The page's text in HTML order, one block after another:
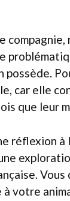
possède.
car elle
que leur
réflexion
Vous
votre